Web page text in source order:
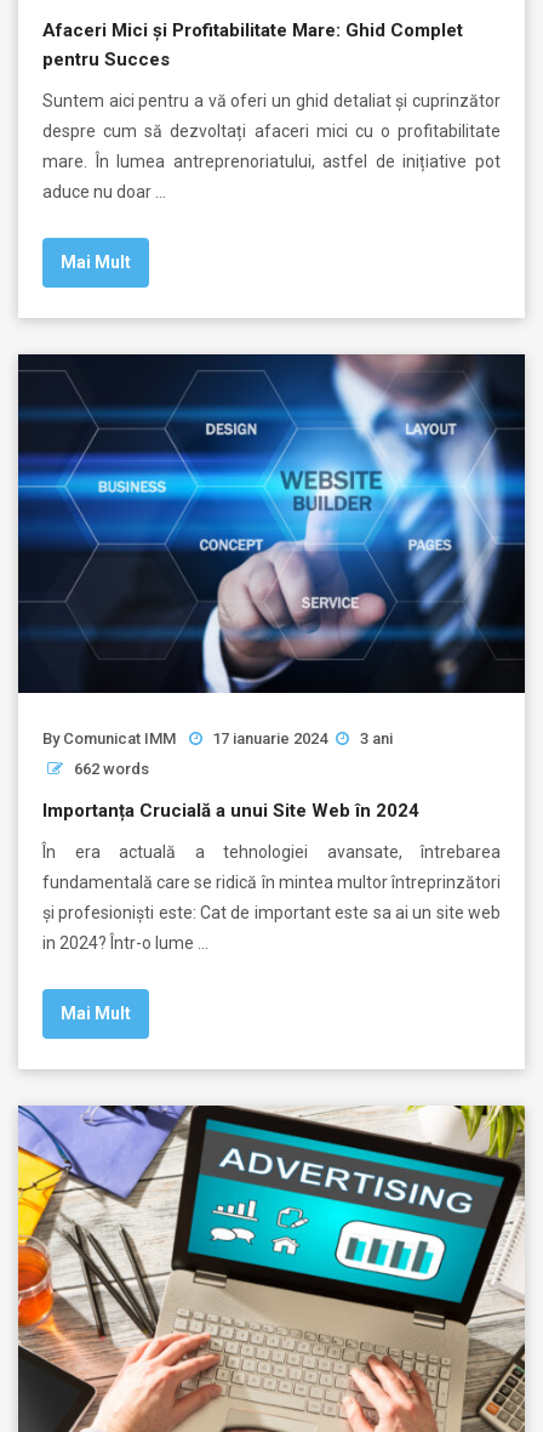
Afaceri Mici și Profitabilitate Mare: Ghid Complet
pentru Succes
Suntem aici pentru a vă oferi un ghid detaliat și cuprinzător
despre cum să dezvoltați afaceri mici cu o profitabilitate
mare. În lumea antreprenoriatului, astfel de inițiative pot
aduce nu doar …
Mai Mult
By Comunicat IMM 17 ianuarie 2024
3 ani
662 words
Importanța Crucială a unui Site Web în 2024
În era actuală a tehnologiei avansate, întrebarea
fundamentală care se ridică în mintea multor întreprinzători
și profesioniști este: Cat de important este sa ai un site web
in 2024? Într-o lume …
Mai Mult